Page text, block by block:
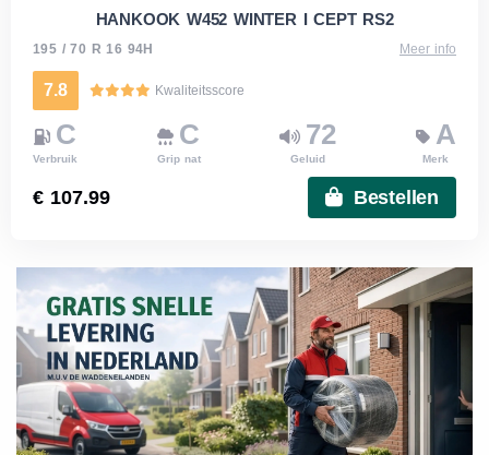
HANKOOK W452 WINTER I CEPT RS2
195 / 70 R 16 94H Meer info
7.8 Kwaliteitsscore
C
Verbruik
C
Grip nat
72
Geluid
A
Merk
€ 107.99 Bestellen